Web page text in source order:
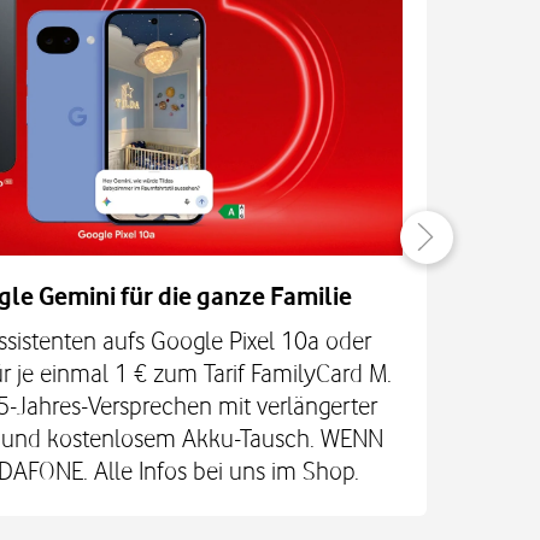
Gemini für die ganze Familie
aufs Google Pixel 10a oder
je einmal 1 € zum Tarif FamilyCard M.
Jahres-Versprechen mit verlängerter
kostenlosem Akku-Tausch. WENN
Alle Infos bei uns im Shop.